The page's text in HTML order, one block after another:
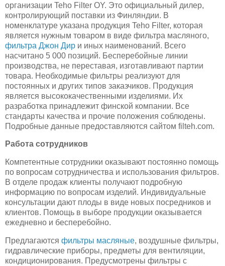
организации Teho Filter OY. Это официальный дилер,
контролирующий поставки из Финляндии. В
номенклатуре указана продукция Teho Filter, которая
является нужным товаром в виде фильтра масляного,
фильтра Джон Дир и иных наименований. Всего
насчитано 5 000 позиций. Бесперебойные линии
производства, не переставая, изготавливают партии
товара. Необходимые фильтры реализуют для
постоянных и других типов заказчиков. Продукция
является высококачественными изделиями. Их
разработка принадлежит финской компании. Все
стандарты качества и прочие положения соблюдены.
Подробные данные предоставляются сайтом filteh.com.
Работа сотрудников
Компетентные сотрудники оказывают постоянно помощь
по вопросам сотрудничества и использования фильтров.
В отделе продаж клиенты получают подробную
информацию по вопросам изделий. Индивидуальные
консультации дают плоды в виде новых посредников и
клиентов. Помощь в выборе продукции оказывается
ежедневно и бесперебойно.
Предлагаются фильтры масляные, воздушные фильтры,
гидравлические приборы, предметы для вентиляции,
кондиционирования. Предусмотрены фильтры с